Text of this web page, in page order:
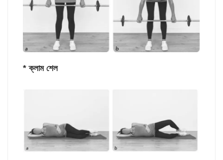
* ক্লাম শেল